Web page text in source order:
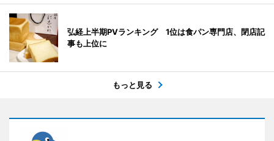
弘経上半期PVランキング 1位は食パン専門店、閉店記
事も上位に
もっと見る